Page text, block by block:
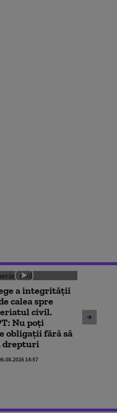
a integrității
calea spre
civil.
Nu poți
obligații fără să
drepturi
14:57